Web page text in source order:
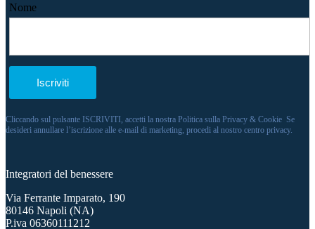
Nome
Cliccando sul pulsante ISCRIVITI, accetti la nostra Politica sulla Privacy & Cookie Se
desideri annullare l’iscrizione alle e-mail di marketing, procedi al nostro centro privacy.
Integratori del benessere
Via Ferrante Imparato, 190
80146 Napoli (NA)
P.iva 06360111212